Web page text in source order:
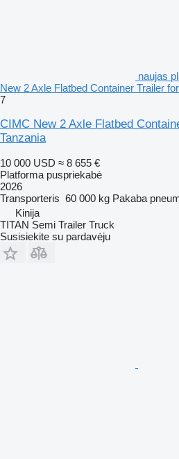
naujas
New 2 Axle Flatbed Container Trailer
7
CIMC New 2 Axle Flatbed
Tanzania
10 000 USD ≈ 8 655 €
Platforma puspriekabė
2026
Transporteris 60 000 kg Pakaba
Kinija
TITAN Semi Trailer Truck
Susisiekite su pardavėju